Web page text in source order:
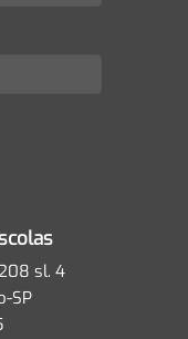
sl. 4
SP